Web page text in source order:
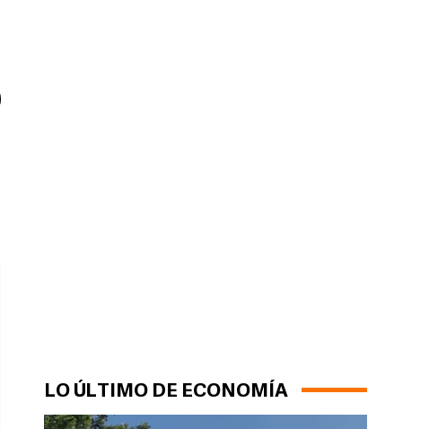
LO ÚLTIMO DE ECONOMÍA